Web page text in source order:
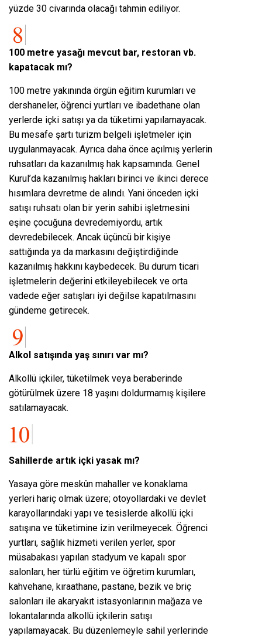
yüzde 30 civarında olacağı tahmin ediliyor.
100 metre yasağı mevcut bar, restoran vb.
kapatacak mı?
100 metre yakınında örgün eğitim kurumları ve
dershaneler, öğrenci yurtları ve ibadethane olan
yerlerde içki satışı ya da tüketimi yapılamayacak.
Bu mesafe şartı turizm belgeli işletmeler için
uygulanmayacak. Ayrıca daha önce açılmış yerlerin
ruhsatları da kazanılmış hak kapsamında. Genel
Kurul’da kazanılmış hakları birinci ve ikinci derece
hısımlara devretme de alındı. Yani önceden içki
satışı ruhsatı olan bir yerin sahibi işletmesini
eşine çocuğuna devredemiyordu, artık
devredebilecek. Ancak üçüncü bir kişiye
sattığında ya da markasını değiştirdiğinde
kazanılmış hakkını kaybedecek. Bu durum ticari
işletmelerin değerini etkileyebilecek ve orta
vadede eğer satışları iyi değilse kapatılmasını
gündeme getirecek.
Alkol satışında yaş sınırı var mı?
Alkollü içkiler, tüketilmek veya beraberinde
götürülmek üzere 18 yaşını doldurmamış kişilere
satılamayacak.
Sahillerde artık içki yasak mı?
Yasaya göre meskûn mahaller ve konaklama
yerleri hariç olmak üzere; otoyollardaki ve devlet
karayollarındaki yapı ve tesislerde alkollü içki
satışına ve tüketimine izin verilmeyecek. Öğrenci
yurtları, sağlık hizmeti verilen yerler, spor
müsabakası yapılan stadyum ve kapalı spor
salonları, her türlü eğitim ve öğretim kurumları,
kahvehane, kıraathane, pastane, bezik ve briç
salonları ile akaryakıt istasyonlarının mağaza ve
lokantalarında alkollü içkilerin satışı
yapılamayacak. Bu düzenlemeyle sahil yerlerinde